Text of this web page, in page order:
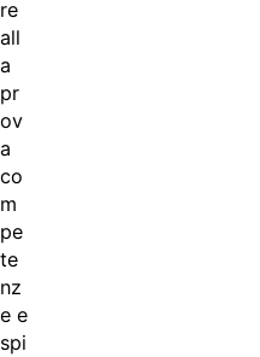
re
all
a
pr
ov
a
co
m
pe
te
nz
e e
spi